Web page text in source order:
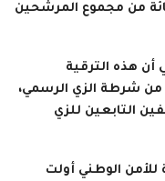
بنسبة مئوية ناهزت 65 بالمائة من مجموع المرشحين
أن هذه الترقية
وموظفا من شرطة الزي الرسمي،
التابعين للزي
للأمن الوطني أولت